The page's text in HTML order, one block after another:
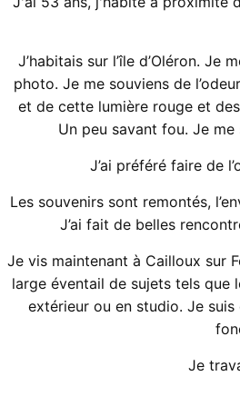
J’habitais sur l’île d’Oléron. Je
photo. Je me souviens de
et de cette lumière rouge et
Un peu savant fou. Je
J’ai préféré faire de
Les souvenirs sont remontés,
J’ai fait de belles
Je vis maintenant à Cailloux sur
large éventail de sujets tels que
extérieur ou en studio. Je suis
Je